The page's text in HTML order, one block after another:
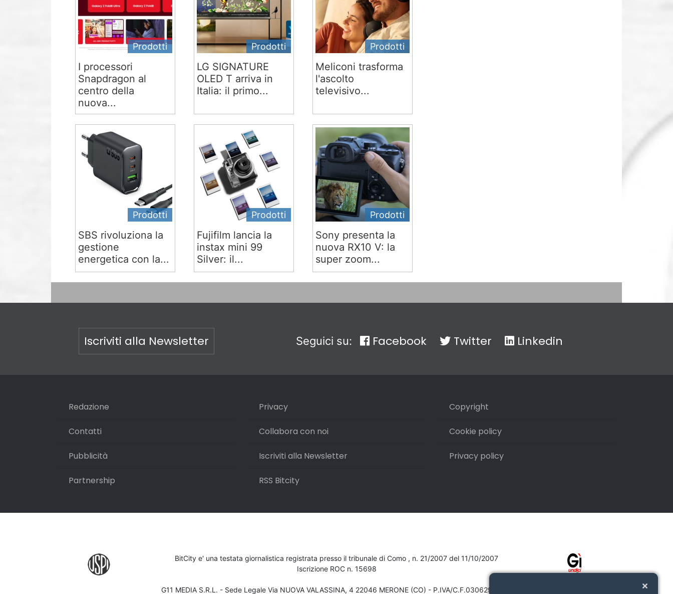
Prodotti
I processori
Snapdragon al
centro della
nuova...
Prodotti
LG SIGNATURE
OLED T arriva in
Italia: il primo...
Prodotti
Meliconi trasforma
l'ascolto
televisivo...
Prodotti
SBS rivoluziona la
gestione
energetica con la...
Prodotti
Fujifilm lancia la
instax mini 99
Silver: il...
Prodotti
Sony presenta la
nuova RX10 V: la
super zoom...
Iscriviti alla Newsletter Seguici su: Facebook Twitter Linkedin
Redazione
Contatti
Pubblicità
Partnership
Privacy
Collabora con noi
Iscriviti alla Newsletter
RSS Bitcity
Copyright
Cookie policy
Privacy policy
BitCity e' una testata giornalistica registrata presso il tribunale di Como , n. 21/2007 del 11/10/2007
Iscrizione ROC n. 15698
G11 MEDIA S.R.L. - Sede Legale Via NUOVA VALASSINA, 4 22046 MERONE (CO) - P.IVA/C.F.03062910132